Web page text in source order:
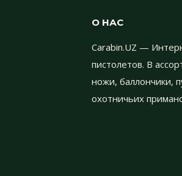
О НАС
Carabin.UZ —
пистолетов. В
ножи, баллончики,
охотничьих